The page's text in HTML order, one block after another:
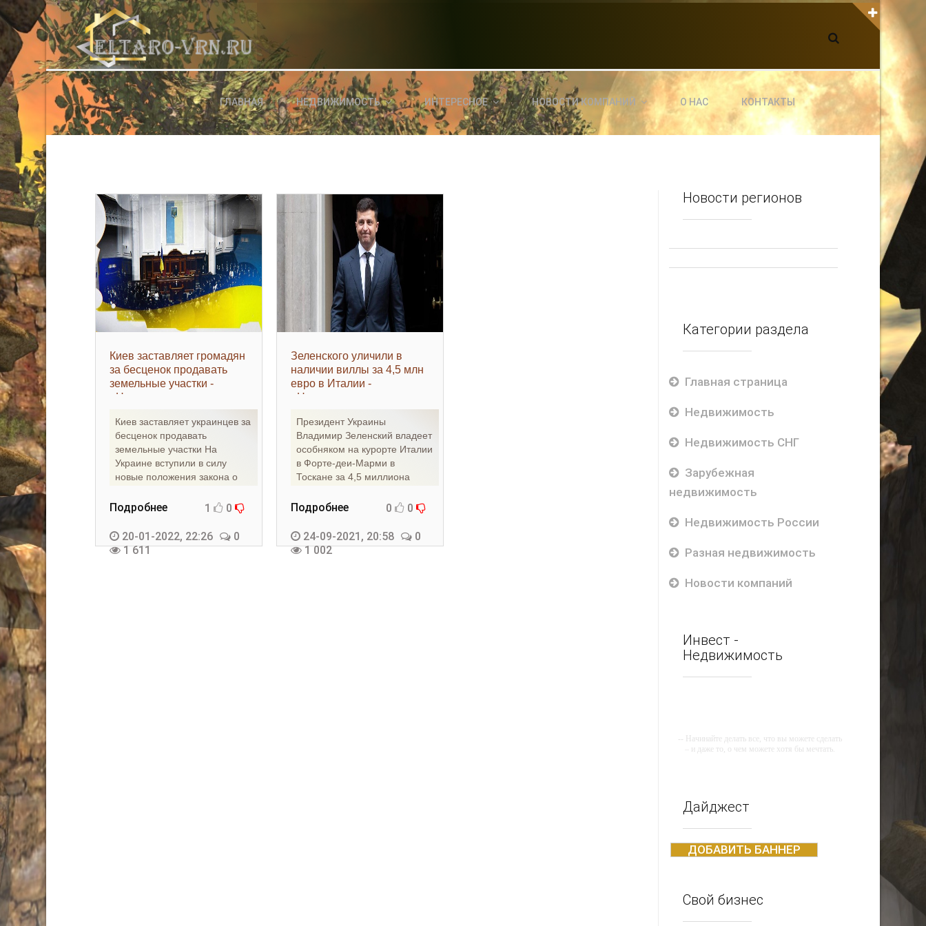
АВТОРИЗАЦИЯ НА САЙТЕ
Чужой компьютер Забыли пароль?
Регистрация
КАК С НАМИ СВЯЗАТЬСЯ
axin.ed@yandex.ru
yrikf40@gmail.com
Eltaro-Vrn.ru
ГЛАВНАЯ НЕДВИЖИМОСТЬ ИНТЕРЕСНОЕ НОВОСТИ КОМПАНИЙ О НАС КОНТАКТЫ
Киев заставляет громадян
за бесценок продавать
земельные участки -
«Недвижимость»
Киев заставляет украинцев за
бесценок продавать
земельные участки На
Украине вступили в силу
новые положения закона о
Подробнее 1 0
20-01-2022, 22:26
0
1 611
Зеленского уличили в
наличии виллы за 4,5 млн
евро в Италии -
«Недвижимость»
Президент Украины
Владимир Зеленский владеет
особняком на курорте Италии
в Форте-деи-Марми в
Тоскане за 4,5 миллиона
продать.
Подробнее 0 0
24-09-2021, 20:58
0
1 002
Новости регионов
Категории раздела
Главная страница
Недвижимость
Недвижимость СНГ
Зарубежная
недвижимость
Недвижимость России
Разная недвижимость
Новости компаний
Инвест -
Недвижимость
-- Начинайте делать все, что вы можете сделать
– и даже то, о чем можете хотя бы мечтать.
Живите той жизнью, которую вы сами себе
придумали.
-- Лучшее, что можно сделать с хорошим
Дайджест
ДОБАВИТЬ БАННЕР
Свой бизнес